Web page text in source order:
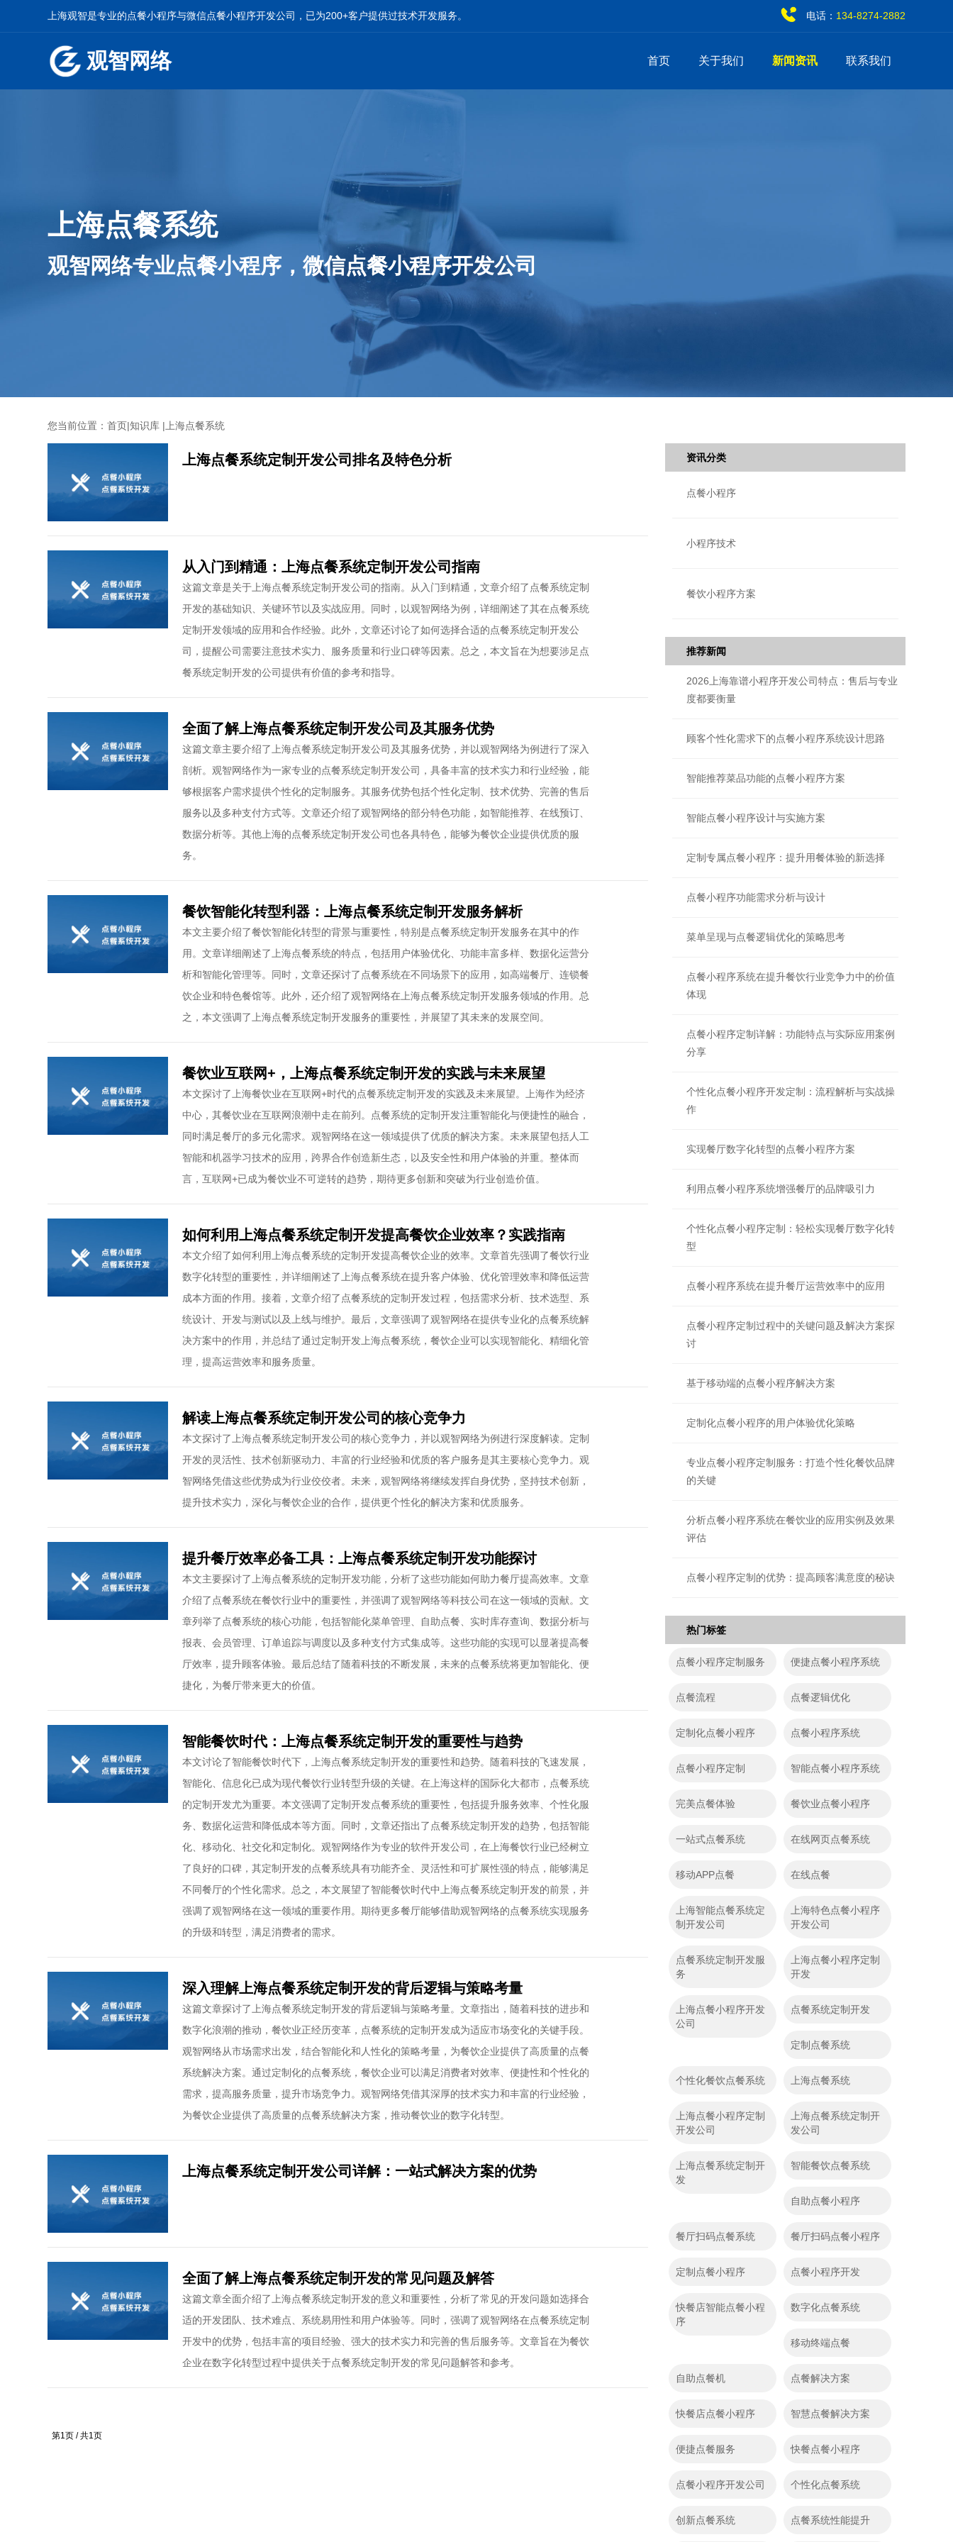
上海观智是专业的点餐小程序与微信点餐小程序开发公司，已为200+客户提供过技术开发服务。 134-8274-2882
电话：
观智网络 首页 关于我们 新闻资讯 联系我们
上海点餐系统
观智网络专业点餐小程序，微信点餐小程序开发公司
您当前位置：首页|知识库 | 上海点餐系统
上海点餐系统定制开发公司排名及特色分析
从入门到精通：上海点餐系统定制开发公司指南
这篇文章是关于上海点餐系统定制开发公司的指南。从入门到精通，文章介绍了点餐系统定制
开发的基础知识、关键环节以及实战应用。同时，以观智网络为例，详细阐述了其在点餐系统
定制开发领域的应用和合作经验。此外，文章还讨论了如何选择合适的点餐系统定制开发公
司，提醒公司需要注意技术实力、服务质量和行业口碑等因素。总之，本文旨在为想要涉足点
餐系统定制开发的公司提供有价值的参考和指导。
全面了解上海点餐系统定制开发公司及其服务优势
这篇文章主要介绍了上海点餐系统定制开发公司及其服务优势，并以观智网络为例进行了深入
剖析。观智网络作为一家专业的点餐系统定制开发公司，具备丰富的技术实力和行业经验，能
够根据客户需求提供个性化的定制服务。其服务优势包括个性化定制、技术优势、完善的售后
服务以及多种支付方式等。文章还介绍了观智网络的部分特色功能，如智能推荐、在线预订、
数据分析等。其他上海的点餐系统定制开发公司也各具特色，能够为餐饮企业提供优质的服
务。
餐饮智能化转型利器：上海点餐系统定制开发服务解析
本文主要介绍了餐饮智能化转型的背景与重要性，特别是点餐系统定制开发服务在其中的作
用。文章详细阐述了上海点餐系统的特点，包括用户体验优化、功能丰富多样、数据化运营分
析和智能化管理等。同时，文章还探讨了点餐系统在不同场景下的应用，如高端餐厅、连锁餐
饮企业和特色餐馆等。此外，还介绍了观智网络在上海点餐系统定制开发服务领域的作用。总
之，本文强调了上海点餐系统定制开发服务的重要性，并展望了其未来的发展空间。
餐饮业互联网+，上海点餐系统定制开发的实践与未来展望
本文探讨了上海餐饮业在互联网+时代的点餐系统定制开发的实践及未来展望。上海作为经济
中心，其餐饮业在互联网浪潮中走在前列。点餐系统的定制开发注重智能化与便捷性的融合，
同时满足餐厅的多元化需求。观智网络在这一领域提供了优质的解决方案。未来展望包括人工
智能和机器学习技术的应用，跨界合作创造新生态，以及安全性和用户体验的并重。整体而
言，互联网+已成为餐饮业不可逆转的趋势，期待更多创新和突破为行业创造价值。
如何利用上海点餐系统定制开发提高餐饮企业效率？实践指南
本文介绍了如何利用上海点餐系统的定制开发提高餐饮企业的效率。文章首先强调了餐饮行业
数字化转型的重要性，并详细阐述了上海点餐系统在提升客户体验、优化管理效率和降低运营
成本方面的作用。接着，文章介绍了点餐系统的定制开发过程，包括需求分析、技术选型、系
统设计、开发与测试以及上线与维护。最后，文章强调了观智网络在提供专业化的点餐系统解
决方案中的作用，并总结了通过定制开发上海点餐系统，餐饮企业可以实现智能化、精细化管
理，提高运营效率和服务质量。
解读上海点餐系统定制开发公司的核心竞争力
本文探讨了上海点餐系统定制开发公司的核心竞争力，并以观智网络为例进行深度解读。定制
开发的灵活性、技术创新驱动力、丰富的行业经验和优质的客户服务是其主要核心竞争力。观
智网络凭借这些优势成为行业佼佼者。未来，观智网络将继续发挥自身优势，坚持技术创新，
提升技术实力，深化与餐饮企业的合作，提供更个性化的解决方案和优质服务。
提升餐厅效率必备工具：上海点餐系统定制开发功能探讨
本文主要探讨了上海点餐系统的定制开发功能，分析了这些功能如何助力餐厅提高效率。文章
介绍了点餐系统在餐饮行业中的重要性，并强调了观智网络等科技公司在这一领域的贡献。文
章列举了点餐系统的核心功能，包括智能化菜单管理、自助点餐、实时库存查询、数据分析与
报表、会员管理、订单追踪与调度以及多种支付方式集成等。这些功能的实现可以显著提高餐
厅效率，提升顾客体验。最后总结了随着科技的不断发展，未来的点餐系统将更加智能化、便
捷化，为餐厅带来更大的价值。
智能餐饮时代：上海点餐系统定制开发的重要性与趋势
本文讨论了智能餐饮时代下，上海点餐系统定制开发的重要性和趋势。随着科技的飞速发展，
智能化、信息化已成为现代餐饮行业转型升级的关键。在上海这样的国际化大都市，点餐系统
的定制开发尤为重要。本文强调了定制开发点餐系统的重要性，包括提升服务效率、个性化服
务、数据化运营和降低成本等方面。同时，文章还指出了点餐系统定制开发的趋势，包括智能
化、移动化、社交化和定制化。观智网络作为专业的软件开发公司，在上海餐饮行业已经树立
了良好的口碑，其定制开发的点餐系统具有功能齐全、灵活性和可扩展性强的特点，能够满足
不同餐厅的个性化需求。总之，本文展望了智能餐饮时代中上海点餐系统定制开发的前景，并
强调了观智网络在这一领域的重要作用。期待更多餐厅能够借助观智网络的点餐系统实现服务
的升级和转型，满足消费者的需求。
深入理解上海点餐系统定制开发的背后逻辑与策略考量
这篇文章探讨了上海点餐系统定制开发的背后逻辑与策略考量。文章指出，随着科技的进步和
数字化浪潮的推动，餐饮业正经历变革，点餐系统的定制开发成为适应市场变化的关键手段。
观智网络从市场需求出发，结合智能化和人性化的策略考量，为餐饮企业提供了高质量的点餐
系统解决方案。通过定制化的点餐系统，餐饮企业可以满足消费者对效率、便捷性和个性化的
需求，提高服务质量，提升市场竞争力。观智网络凭借其深厚的技术实力和丰富的行业经验，
为餐饮企业提供了高质量的点餐系统解决方案，推动餐饮业的数字化转型。
上海点餐系统定制开发公司详解：一站式解决方案的优势
全面了解上海点餐系统定制开发的常见问题及解答
这篇文章全面介绍了上海点餐系统定制开发的意义和重要性，分析了常见的开发问题如选择合
适的开发团队、技术难点、系统易用性和用户体验等。同时，强调了观智网络在点餐系统定制
开发中的优势，包括丰富的项目经验、强大的技术实力和完善的售后服务等。文章旨在为餐饮
企业在数字化转型过程中提供关于点餐系统定制开发的常见问题解答和参考。
第1页 / 共1页
资讯分类
点餐小程序
小程序技术
餐饮小程序方案
推荐新闻
2026上海靠谱小程序开发公司特点：售后与专业
度都要衡量
顾客个性化需求下的点餐小程序系统设计思路
智能推荐菜品功能的点餐小程序方案
智能点餐小程序设计与实施方案
定制专属点餐小程序：提升用餐体验的新选择
点餐小程序功能需求分析与设计
菜单呈现与点餐逻辑优化的策略思考
点餐小程序系统在提升餐饮行业竞争力中的价值
体现
点餐小程序定制详解：功能特点与实际应用案例
分享
个性化点餐小程序开发定制：流程解析与实战操
作
实现餐厅数字化转型的点餐小程序方案
利用点餐小程序系统增强餐厅的品牌吸引力
个性化点餐小程序定制：轻松实现餐厅数字化转
型
点餐小程序系统在提升餐厅运营效率中的应用
点餐小程序定制过程中的关键问题及解决方案探
讨
基于移动端的点餐小程序解决方案
定制化点餐小程序的用户体验优化策略
专业点餐小程序定制服务：打造个性化餐饮品牌
的关键
分析点餐小程序系统在餐饮业的应用实例及效果
评估
点餐小程序定制的优势：提高顾客满意度的秘诀
热门标签
点餐小程序定制服务 便捷点餐小程序系统
点餐流程 点餐逻辑优化
定制化点餐小程序 点餐小程序系统
点餐小程序定制 智能点餐小程序系统
完美点餐体验 餐饮业点餐小程序
一站式点餐系统 在线网页点餐系统
移动APP点餐 在线点餐
上海智能点餐系统定
制开发公司
上海特色点餐小程序
开发公司
点餐系统定制开发服
务
上海点餐小程序定制
开发
上海点餐小程序开发
公司
点餐系统定制开发
定制点餐系统
个性化餐饮点餐系统 上海点餐系统
上海点餐小程序定制
开发公司
上海点餐系统定制开
发公司
上海点餐系统定制开
发
智能餐饮点餐系统
自助点餐小程序
餐厅扫码点餐系统 餐厅扫码点餐小程序
定制点餐小程序 点餐小程序开发
快餐店智能点餐小程
序
数字化点餐系统
移动终端点餐
自助点餐机 点餐解决方案
快餐店点餐小程序 智慧点餐解决方案
便捷点餐服务 快餐点餐小程序
点餐小程序开发公司 个性化点餐系统
创新点餐系统 点餐系统性能提升